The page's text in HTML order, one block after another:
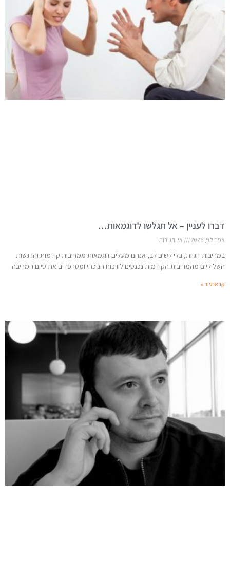
דברו לעניין – אל תגלשו לדוגמאות…
אפריל 9, 2026 אין תגובות
במריבות זוגיות, בלי לשים לב, אנחנו מעלים דוגמאות ממריבות קודמות והרגשות
השליליים מהמריבות הקודמות נכנסים לוויכוח הנוכחי ומטרפדים את סיום המריבה
קראו עוד »